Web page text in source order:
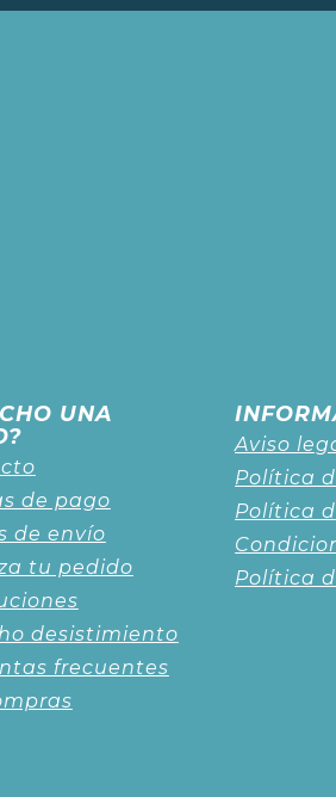
UNA
de pago
de envío
tu pedido
desistimiento
frecuentes
Aviso
Política
Política
Política